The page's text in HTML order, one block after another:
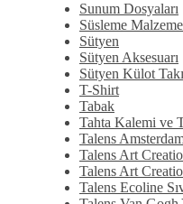
Sunum Dosyaları
Süsleme
Sütyen
Sütyen Aksesuarı
Sütyen Külot
T-Shirt
Tabak
Tahta Kalemi ve
Talens
Talens Art
Talens Art
Talens Ecoline